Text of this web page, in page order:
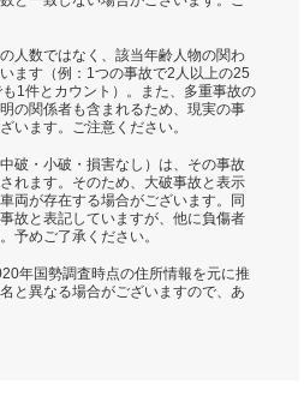
人数ではなく、該当年齢人物の関わ
ます（例：1つの事故で2人以上の25
1件とカウント）。また、多重事故の
の関係者も含まれるため、現実の事
います。ご注意ください。
破・小破・損害なし）は、その事故
れます。そのため、大破事故と表示
両が存在する場合がございます。同
故と表記していますが、他に負傷者
予めご了承ください。
年国勢調査時点の住所情報を元に推
と異なる場合がございますので、あ